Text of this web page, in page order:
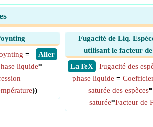
​ Aller
=
liquide*
))
Fugacité de Liq.
utilisant le facteur
​ LaTeX
Fugacité des
phase liquide =
saturée des espèces*
saturée*Facteur de